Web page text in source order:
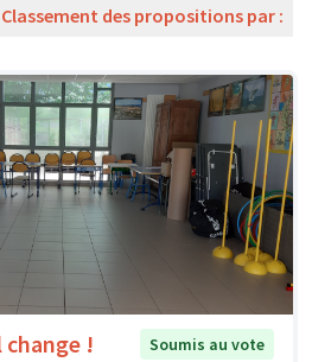
Classement des propositions par :
change !
Soumis au vote